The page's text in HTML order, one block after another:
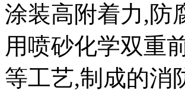
涂装高附着力,防
用喷砂化学双重
等工艺,制成的消